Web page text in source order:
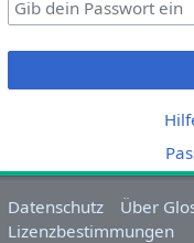
Datenschutz
Über
Lizenzbestimmungen